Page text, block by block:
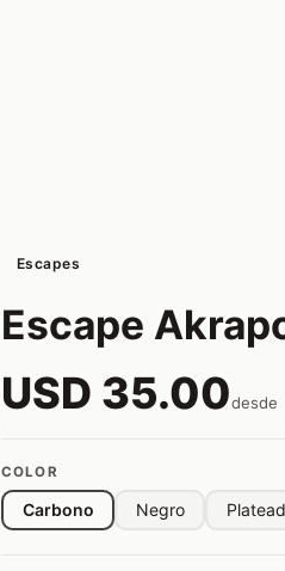
Escapes
Escape
USD 35.00desde
COLOR
Carbono Negro